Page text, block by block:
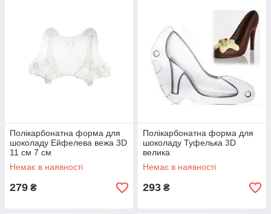
Полікарбонатна форма для
шоколаду Ейфелева вежа 3D
11 см 7 см
Немає в наявності
279 ₴
Полікарбонатна форма для
шоколаду Туфелька 3D
велика
Немає в наявності
293 ₴